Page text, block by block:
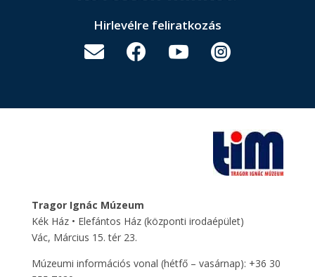
Hirlevélre feliratkozás
   
Tragor Ignác Múzeum
Kék Ház • Elefántos Ház (központi irodaépület)
Vác, Március 15. tér 23.
Múzeumi információs vonal (hétfő – vasárnap): +36 30